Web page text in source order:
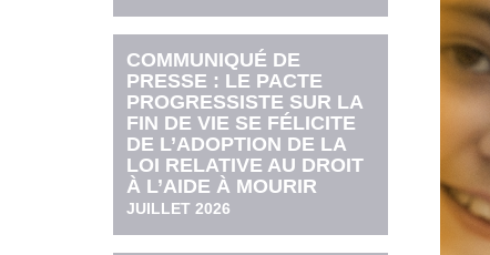
COMMUNIQUÉ DE
PRESSE : LE PACTE
PROGRESSISTE SUR LA
FIN DE VIE SE FÉLICITE
DE L’ADOPTION DE LA
LOI RELATIVE AU DROIT
À L’AIDE À MOURIR
JUILLET 2026